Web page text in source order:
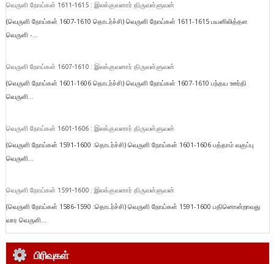
வெருளி நோய்கள் 1611-1615 : இலக்குவனார் திருவள்ளுவன்
(வெருளி நோய்கள் 1607-1610 தொடர்ச்சி) வெருளி நோய்கள் 1611-1615 பயனிலித்தள
வெருளி -...
வெருளி நோய்கள் 1607-1610 : இலக்குவனார் திருவள்ளுவன்
(வெருளி நோய்கள் 1601-1606 தொடர்ச்சி) வெருளி நோய்கள் 1607-1610 பந்தய ஊர்தி
வெருளி...
வெருளி நோய்கள் 1601-1606 : இலக்குவனார் திருவள்ளுவன்
(வெருளி நோய்கள் 1591-1600 :தொடர்ச்சி) வெருளி நோய்கள் 1601-1606 பத்தாம் வகுப்பு
வெருளி...
வெருளி நோய்கள் 1591-1600 : இலக்குவனார் திருவள்ளுவன்
(வெருளி நோய்கள் 1586-1590 :தொடர்ச்சி) வெருளி நோய்கள் 1591-1600 பதினொன்றாவது
வார வெருளி...
பிரிவுகள்